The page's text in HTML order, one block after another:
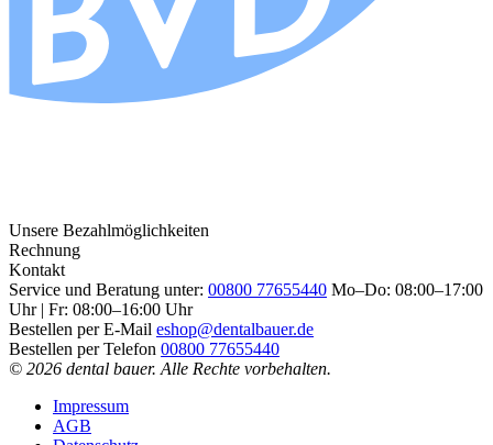
Unsere Bezahlmöglichkeiten
Rechnung
Kontakt
Service und Beratung unter: 00800 77655440 Mo–Do: 08:00–17:00
Uhr | Fr: 08:00–16:00 Uhr
Bestellen per E-Mail eshop@dentalbauer.de
Bestellen per Telefon 00800 77655440
© 2026 dental bauer. Alle Rechte vorbehalten.
Impressum
AGB